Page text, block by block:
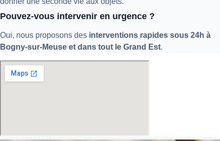
Pouvez-vous intervenir en urgence ?
Oui, nous proposons des interventions rapides sous 24h à
Bogny-sur-Meuse et dans tout le Grand Est.